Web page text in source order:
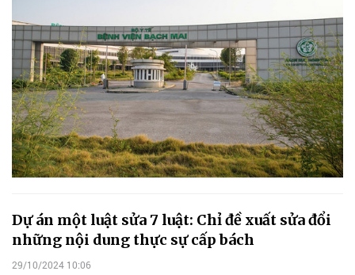
Dự án một luật sửa 7 luật: Chỉ đề xuất sửa đổi
những nội dung thực sự cấp bách
29/10/2024 10:06